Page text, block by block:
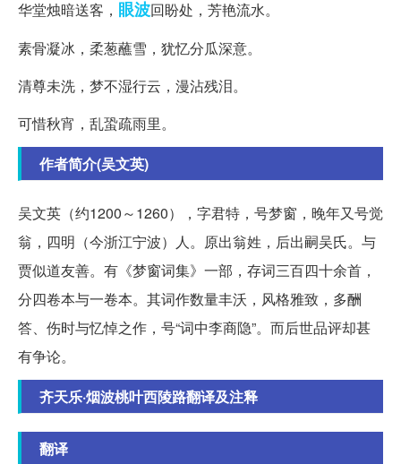
华堂烛暗送客， 眼波回盼处，芳艳流水。
素骨凝冰，柔葱蘸雪，犹忆分瓜深意。
清尊未洗，梦不湿行云，漫沾残泪。
可惜秋宵，乱蛩疏雨里。
作者简介(吴文英)
吴文英（约1200～1260），字君特，号梦窗，晚年又号觉
翁，四明（今浙江宁波）人。原出翁姓，后出嗣吴氏。与
贾似道友善。有《梦窗词集》一部，存词三百四十余首，
分四卷本与一卷本。其词作数量丰沃，风格雅致，多酬
答、伤时与忆悼之作，号“词中李商隐”。而后世品评却甚
有争论。
齐天乐·烟波桃叶西陵路翻译及注释
翻译